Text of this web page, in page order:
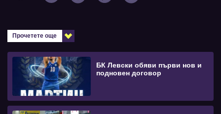
Прочетете още
БК Левски обяви първи нов и
подновен договор